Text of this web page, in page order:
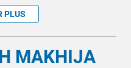
PLUS
MAKHIJA